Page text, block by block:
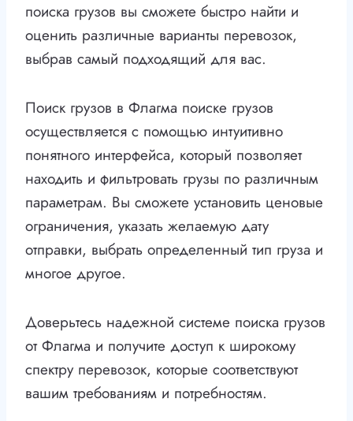
поиска грузов вы сможете быстро найти и
оценить различные варианты перевозок,
выбрав самый подходящий для вас.
Поиск грузов в Флагма поиске грузов
осуществляется с помощью интуитивно
понятного интерфейса, который позволяет
находить и фильтровать грузы по различным
параметрам. Вы сможете установить ценовые
ограничения, указать желаемую дату
отправки, выбрать определенный тип груза и
многое другое.
Доверьтесь надежной системе поиска грузов
от Флагма и получите доступ к широкому
спектру перевозок, которые соответствуют
вашим требованиям и потребностям.